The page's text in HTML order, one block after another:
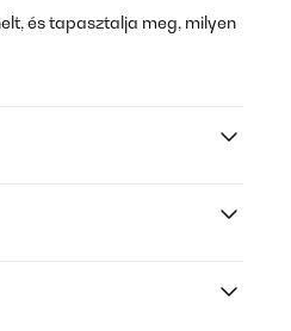
és tapasztalja meg, milyen